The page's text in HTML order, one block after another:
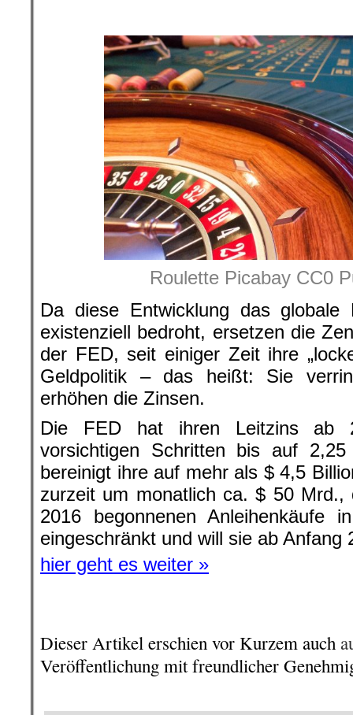
Roulette Picabay CC0
Da diese Entwicklung das globale
existenziell bedroht, ersetzen die
der FED, seit einiger Zeit ihre
Geldpolitik – das heißt: Sie
erhöhen die Zinsen.
Die FED hat ihren Leitzins ab
vorsichtigen Schritten bis auf
bereinigt ihre auf mehr als $ 4,5
zurzeit um monatlich ca. $ 50
2016 begonnenen Anleihenkäufe
eingeschränkt und will sie ab Anfang
hier geht es weiter »
Dieser Artikel erschien vor Kurzem auch
Veröffentlichung mit freundlicher